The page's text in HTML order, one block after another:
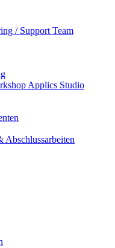
/ Support Team
Applics Studio
Abschlussarbeiten